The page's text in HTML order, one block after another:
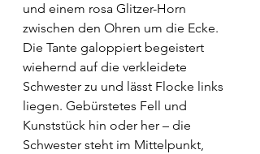
und einem rosa Glitzer-Horn
zwischen den Ohren um die Ecke.
Die Tante galoppiert begeistert
wiehernd auf die verkleidete
Schwester zu und lässt Flocke links
liegen. Gebürstetes Fell und
Kunststück hin oder her – die
Schwester steht im Mittelpunkt,